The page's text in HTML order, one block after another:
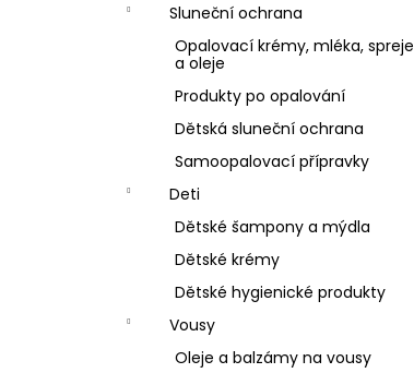
Sluneční ochrana
Opalovací krémy, mléka, spreje
a oleje
Produkty po opalování
Dětská sluneční ochrana
Samoopalovací přípravky
Deti
Dětské šampony a mýdla
Dětské krémy
Dětské hygienické produkty
Vousy
Oleje a balzámy na vousy